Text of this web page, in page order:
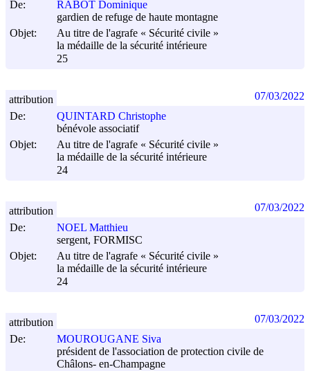
De:
RABOT Dominique
gardien de refuge de haute montagne
Objet:
Au titre de l'agrafe « Sécurité civile »
la médaille de la sécurité intérieure
25
De:
QUINTARD Christophe
bénévole associatif
Objet:
Au titre de l'agrafe « Sécurité civile »
la médaille de la sécurité intérieure
24
attribution 07/03/2022
De:
NOEL Matthieu
sergent, FORMISC
Objet:
Au titre de l'agrafe « Sécurité civile »
la médaille de la sécurité intérieure
24
attribution 07/03/2022
De:
MOUROUGANE Siva
président de l'association de protection civile de
Châlons- en-Champagne
attribution 07/03/2022